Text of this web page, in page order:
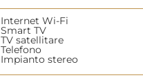
Internet Wi-Fi
Smart TV
TV satellitare
Telefono
Impianto stereo